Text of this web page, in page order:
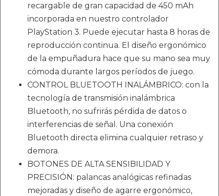
recargable de gran capacidad de 450 mAh
incorporada en nuestro controlador
PlayStation 3. Puede ejecutar hasta 8 horas de
reproducción continua. El diseño ergonómico
de la empuñadura hace que su mano sea muy
cómoda durante largos períodos de juego.
CONTROL BLUETOOTH INALÁMBRICO: con la
tecnología de transmisión inalámbrica
Bluetooth, no sufrirás pérdida de datos o
interferencias de señal. Una conexión
Bluetooth directa elimina cualquier retraso y
demora.
BOTONES DE ALTA SENSIBILIDAD Y
PRECISIÓN: palancas analógicas refinadas
mejoradas y diseño de agarre ergonómico,